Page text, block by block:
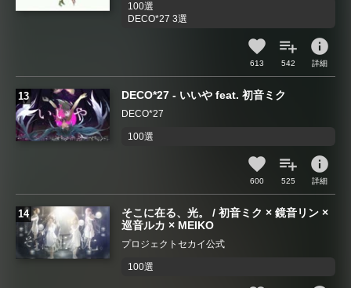
100選
DECO*27 3選
613 542
info
詳細
DECO*27 - いいや feat. 初音ミク
DECO*27
100選
600 525
info
詳細
そこに在る、光。 / 初音ミク × 鏡音リン ×
巡音ルカ × MEIKO
プロジェクトセカイ公式
100選